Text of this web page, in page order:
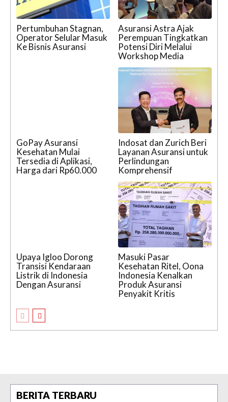
Pertumbuhan Stagnan,
Operator Selular Masuk
Ke Bisnis Asuransi
Asuransi Astra Ajak
Perempuan Tingkatkan
Potensi Diri Melalui
Workshop Media
GoPay Asuransi
Kesehatan Mulai
Tersedia di Aplikasi,
Harga dari Rp60.000
Indosat dan Zurich Beri
Layanan Asuransi untuk
Perlindungan
Komprehensif
Upaya Igloo Dorong
Transisi Kendaraan
Listrik di Indonesia
Dengan Asuransi
Masuki Pasar
Kesehatan Ritel, Oona
Indonesia Kenalkan
Produk Asuransi
Penyakit Kritis
BERITA TERBARU